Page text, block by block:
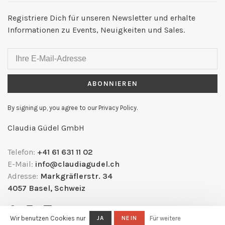
Registriere Dich für unseren Newsletter und erhalte
Informationen zu Events, Neuigkeiten und Sales.
ABONNIEREN
By signing up, you agree to our Privacy Policy.
Claudia Güdel GmbH
Telefon: +41 61 631 11 02
E-Mail: info@claudiagudel.ch
Adresse: Markgräflerstr. 34
4057 Basel, Schweiz
Wir benutzen Cookies nur JA NEIN Für weitere